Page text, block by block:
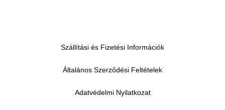
Szállítási és Fizetési Információk
Általános Szerződési Feltételek
Adatvédelmi Nyilatkozat